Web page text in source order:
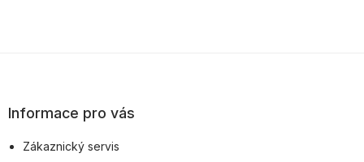
pInformace pro vás
Zákaznický servis